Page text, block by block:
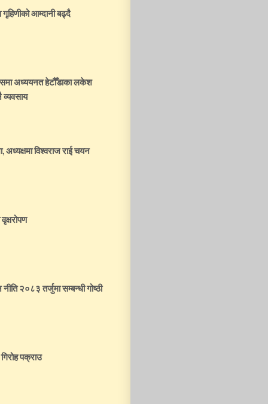
आम्दानी बढ्दै
अध्ययनत हेटौँडाका लकेश
अध्यक्षमा विश्वराज राई चयन
२०८३ तर्जुमा सम्बन्धी गोष्ठी
पक्राउ